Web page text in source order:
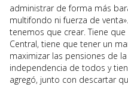
administrar de forma más
multifondo ni fuerza de
tenemos que crear. Tiene
Central, tiene que tener un
maximizar las pensiones de
independencia de todos y
agregó, junto con descartar